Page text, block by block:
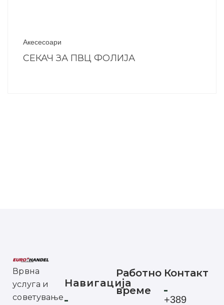
Акесесоари
СЕКАЧ ЗА ПВЦ ФОЛИЈА
Врвна
услуга и
советување
Навигација
Работно
време
Контакт
+389